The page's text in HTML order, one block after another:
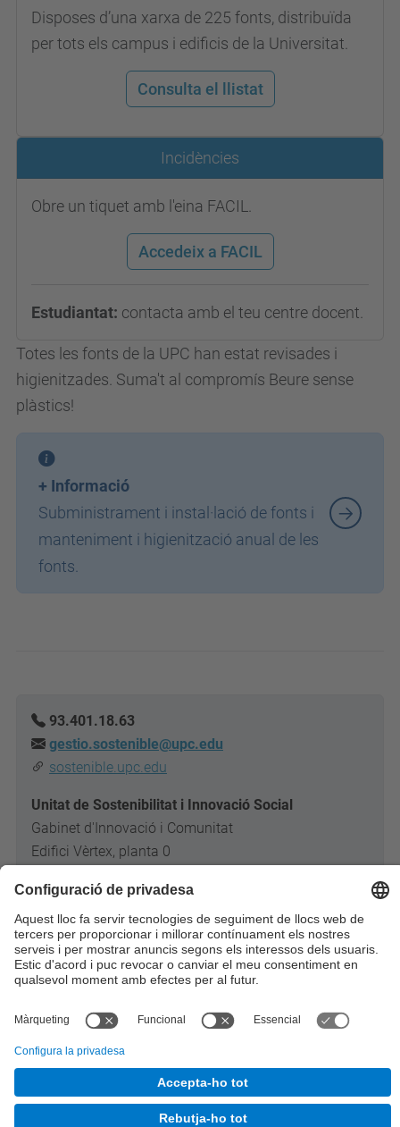
Disposes d’una xarxa de 225 fonts, distribuïda
per tots els campus i edificis de la Universitat.
Consulta el llistat
Incidències
Obre un tiquet amb l'eina FACIL.
Accedeix a FACIL
Estudiantat: contacta amb el teu centre docent.
Totes les fonts de la UPC han estat revisades i
higienitzades. Suma't al compromís Beure sense
plàstics!
+ Informació
Subministrament i instal·lació de fonts i
manteniment i higienització anual de les
fonts.
93.401.18.63
gestio.sostenible@upc.edu
sostenible.upc.edu
Unitat de Sostenibilitat i Innovació Social
Gabinet d'Innovació i Comunitat
Edifici Vèrtex, planta 0
Campus Diagonal Nord
Pl. Eusebi Güell, 6. 08034 Barcelona
Google maps
© UPC
Desenvolupat amb